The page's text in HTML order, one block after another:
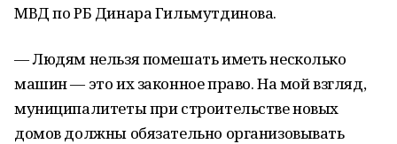
МВД по РБ Динара Гильмутдинова.
— Людям нельзя помешать иметь несколько
машин — это их законное право. На мой взгляд,
муниципалитеты при строительстве новых
домов должны обязательно организовывать